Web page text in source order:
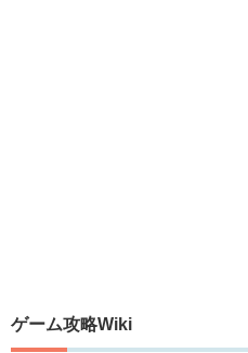
ゲーム攻略Wiki